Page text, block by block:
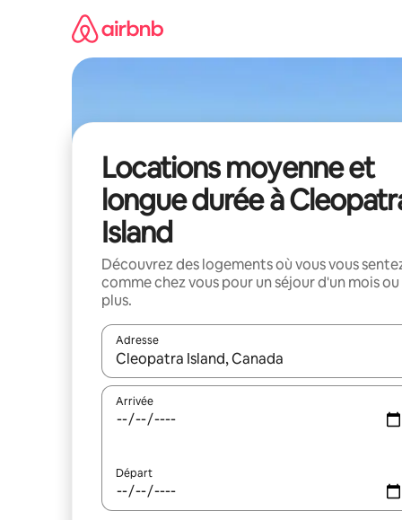
Locations moyenne et
longue durée à
Island
Découvrez des logements où vous vous
comme chez vous pour un séjour d'un mois ou
plus.
Adresse
Lorsque les résultats s'affichent, utilisez les
Arrivée
Départ